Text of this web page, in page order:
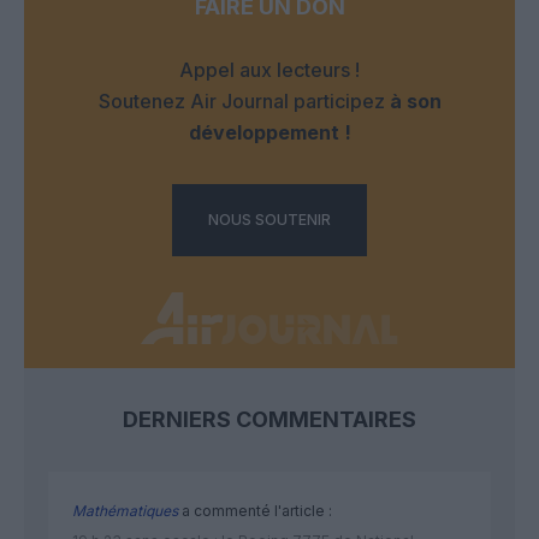
FAIRE UN DON
Appel aux lecteurs !
Soutenez Air Journal participez à son
développement !
NOUS SOUTENIR
DERNIERS COMMENTAIRES
Mathématiquesa commenté l'article :